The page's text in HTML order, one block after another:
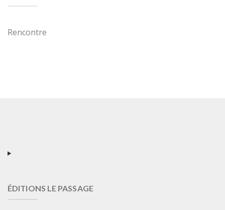
Rencontre
ÉDITIONS LE PASSAGE